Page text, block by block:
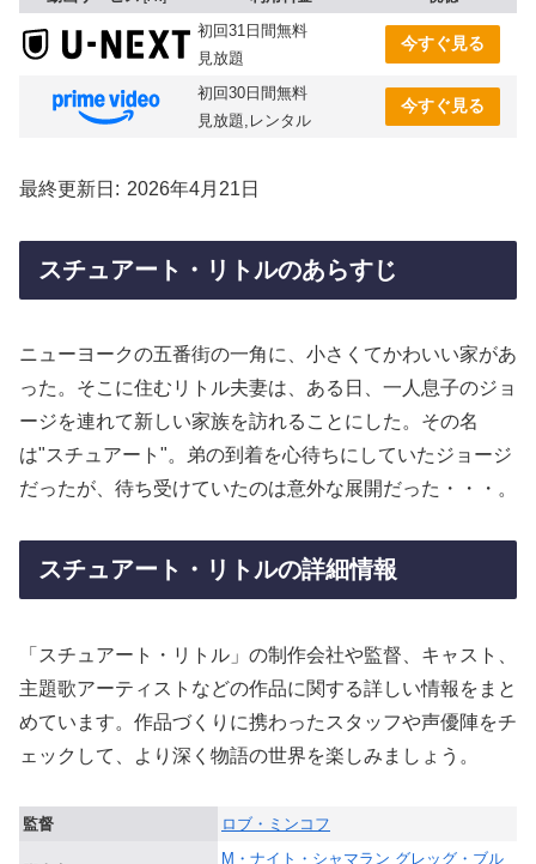
初回31日間無料
見放題
今すぐ見る
初回30日間無料
見放題,レンタル
今すぐ見る
最終更新日 2026年4月21日
スチュアート・リトルのあらすじ
ニューヨークの五番街の一角に、小さくてかわいい家があ
った。そこに住むリトル夫妻は、ある日、一人息子のジョ
ージを連れて新しい家族を訪れることにした。その名
は"スチュアート"。弟の到着を心待ちにしていたジョージ
だったが、待ち受けていたのは意外な展開だった・・・。
スチュアート・リトルの詳細情報
「スチュアート・リトル」の制作会社や監督、キャスト、
主題歌アーティストなどの作品に関する詳しい情報をまと
めています。作品づくりに携わったスタッフや声優陣をチ
ェックして、より深く物語の世界を楽しみましょう。
監督 ロブ・ミンコフ
M・ナイト・シャマラン グレッグ・ブル